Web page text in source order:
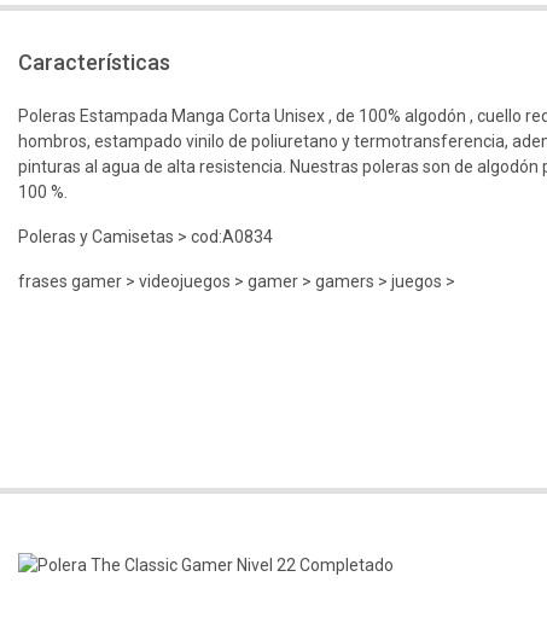
Características
Poleras Estampada Manga Corta Unisex , de 100% algodón , cuello
hombros, estampado vinilo de poliuretano y termotransferencia,
pinturas al agua de alta resistencia. Nuestras poleras son de algodón
100 %.
Poleras y Camisetas > cod:A0834
frases gamer > videojuegos > gamer > gamers > juegos >